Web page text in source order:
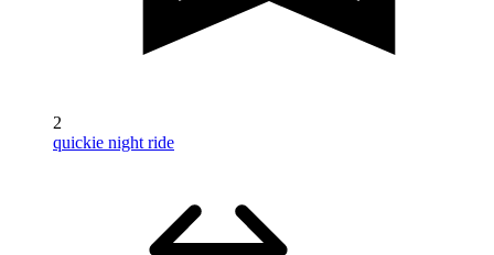
2
quickie night ride